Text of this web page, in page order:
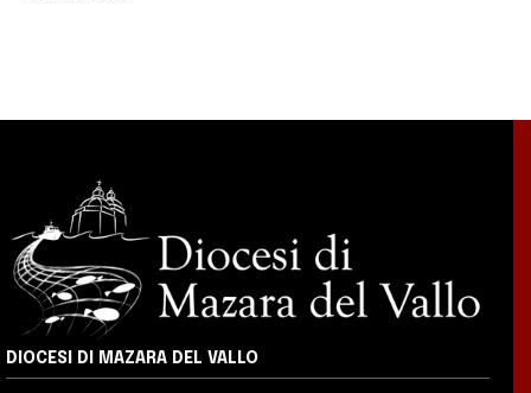
DIOCESI DI MAZARA DEL VALLO